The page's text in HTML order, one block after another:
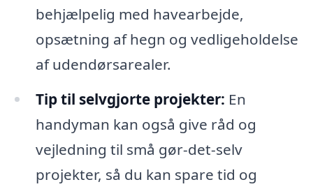
behjælpelig med havearbejde,
opsætning af hegn og vedligeholdelse
af udendørsarealer.
Tip til selvgjorte projekter: En
handyman kan også give råd og
vejledning til små gør-det-selv
projekter, så du kan spare tid og